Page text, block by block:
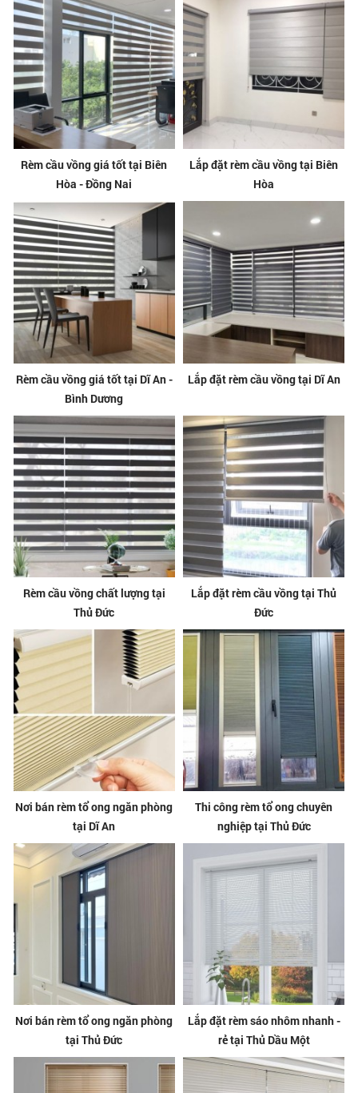
Rèm cầu vồng giá tốt tại Biên
Hòa - Đồng Nai
Lắp đặt rèm cầu vồng tại Biên
Hòa
Rèm cầu vồng giá tốt tại Dĩ An -
Bình Dương
Lắp đặt rèm cầu vồng tại Dĩ An
Rèm cầu vồng chất lượng tại
Thủ Đức
Lắp đặt rèm cầu vồng tại Thủ
Đức
Nơi bán rèm tổ ong ngăn phòng
tại Dĩ An
Thi công rèm tổ ong chuyên
nghiệp tại Thủ Đức
Nơi bán rèm tổ ong ngăn phòng
tại Thủ Đức
Lắp đặt rèm sáo nhôm nhanh -
rẻ tại Thủ Dầu Một